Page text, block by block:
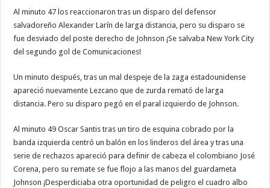
Al minuto 47 los reaccionaron tras un disparo del defensor
salvadoreño Alexander Larín de larga distancia, pero su disparo se
fue desviado del poste derecho de Johnson ¡Se salvaba New York City
del segundo gol de Comunicaciones!
Un minuto después, tras un mal despeje de la zaga estadounidense
apareció nuevamente Lezcano que de zurda remató de larga
distancia. Pero su disparo pegó en el paral izquierdo de Johnson.
Al minuto 49 Oscar Santis tras un tiro de esquina cobrado por la
banda izquierda centró un balón en los linderos del área y tras una
serie de rechazos apareció para definir de cabeza el colombiano José
Corena, pero su remate se fue flojo a las manos del guardameta
Johnson ¡Desperdiciaba otra oportunidad de peligro el cuadro albo